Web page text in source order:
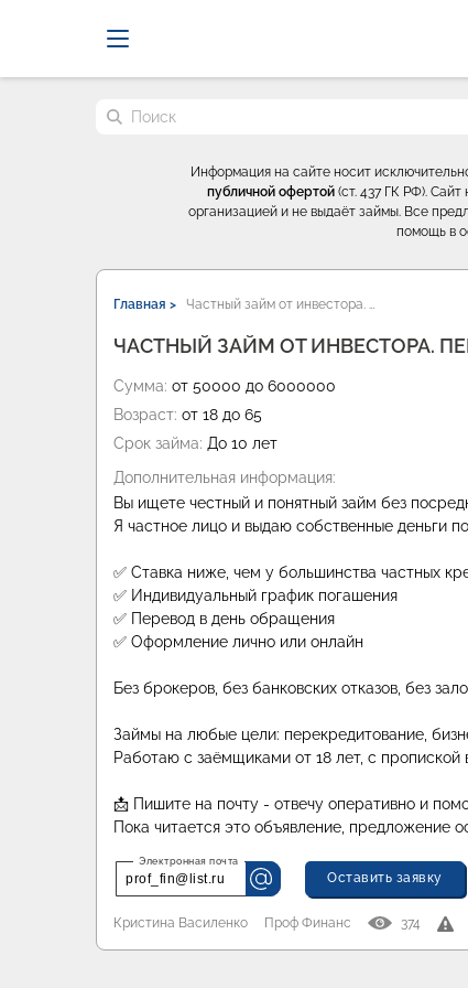
Поиск по сайту
Информация на сайте носит
публичной офертой (ст. 437 ГК РФ).
организацией и не выдаёт займы. Все
помощь в
Главная > Частный займ от инвестора. …
ЧАСТНЫЙ ЗАЙМ ОТ ИНВЕСТОРА.
Сумма: от 50000 до 6000000
Возраст: от 18 до 65
Срок займа: До 10 лет
Дополнительная информация:
Вы ищете честный и понятный займ без
Я частное лицо и выдаю собственные деньги
✅ Ставка ниже, чем у большинства частных
✅ Индивидуальный график погашения
✅ Перевод в день обращения
✅ Оформление лично или онлайн
Без брокеров, без банковских отказов, без
Займы на любые цели: перекредитование,
Работаю с заёмщиками от 18 лет, с
📩 Пишите на почту - отвечу оперативно и
Пока читается это объявление, предложение
prof_fin@list.ru Оставить заявку
Кристина Василенко Проф Финанс 374